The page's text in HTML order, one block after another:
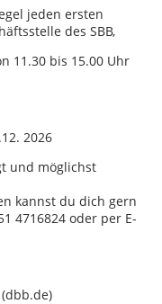
jeden ersten
des SBB,
11.30 bis 15.00 Uhr
2026
und möglichst
kannst du dich gern
4716824 oder per E-
(dbb.de)